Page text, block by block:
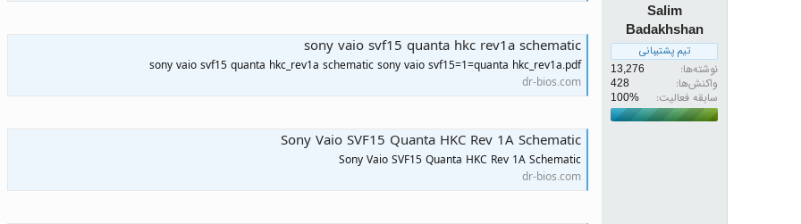
Salim
Badakhshan
تیم پشتیبانی
نوشته‌ها
13,276
واکنش‌ها
428
سابقه فعالیت:
sony vaio svf15 quanta hkc rev1a schematic
sony vaio svf15 quanta hkc_rev1a schematic sony vaio svf15=1=quanta hkc_rev1a.pdf
dr-bios.com
Sony Vaio SVF15 Quanta HKC Rev 1A Schematic
Sony Vaio SVF15 Quanta HKC Rev 1A Schematic
dr-bios.com